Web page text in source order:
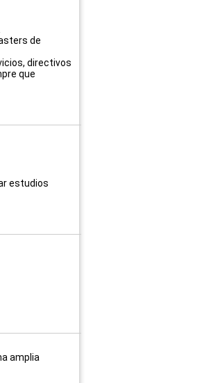
de
directivos
que
estudios
amplia